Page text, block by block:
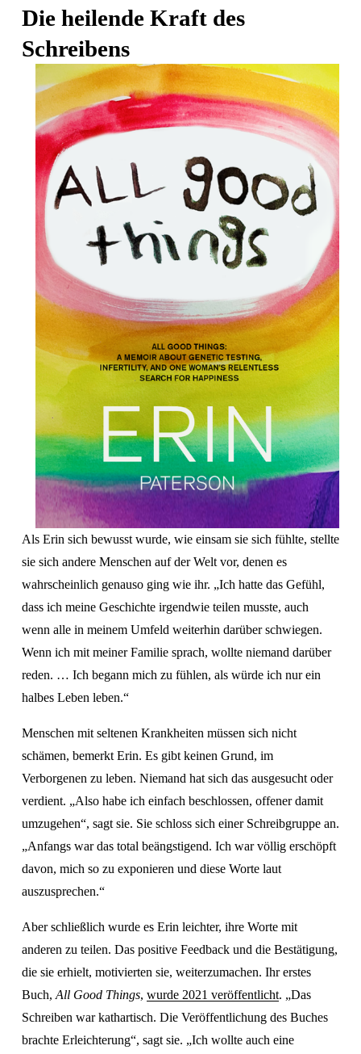
Die heilende Kraft des
Schreibens
Als Erin sich bewusst wurde, wie einsam sie sich fühlte, stellte
sie sich andere Menschen auf der Welt vor, denen es
wahrscheinlich genauso ging wie ihr. „Ich hatte das Gefühl,
dass ich meine Geschichte irgendwie teilen musste, auch
wenn alle in meinem Umfeld weiterhin darüber schwiegen.
Wenn ich mit meiner Familie sprach, wollte niemand darüber
reden. … Ich begann mich zu fühlen, als würde ich nur ein
halbes Leben leben.“
Menschen mit seltenen Krankheiten müssen sich nicht
schämen, bemerkt Erin. Es gibt keinen Grund, im
Verborgenen zu leben. Niemand hat sich das ausgesucht oder
verdient. „Also habe ich einfach beschlossen, offener damit
umzugehen“, sagt sie. Sie schloss sich einer Schreibgruppe an.
„Anfangs war das total beängstigend. Ich war völlig erschöpft
davon, mich so zu exponieren und diese Worte laut
auszusprechen.“
Aber schließlich wurde es Erin leichter, ihre Worte mit
anderen zu teilen. Das positive Feedback und die Bestätigung,
die sie erhielt, motivierten sie, weiterzumachen. Ihr erstes
Buch, All Good Things, wurde 2021 veröffentlicht. „Das
Schreiben war kathartisch. Die Veröffentlichung des Buches
brachte Erleichterung“, sagt sie. „Ich wollte auch eine